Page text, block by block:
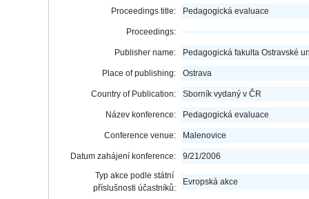
Proceedings title: Pedagogická evaluace
Proceedings:
Publisher name: Pedagogická fakulta Ostravské
Place of publishing: Ostrava
Country of Publication: Sborník vydaný v ČR
Název konference: Pedagogická evaluace
Conference venue: Malenovice
Datum zahájení konference:
9/21/2006
Typ akce podle státní
příslušnosti účastníků:
Evropská akce